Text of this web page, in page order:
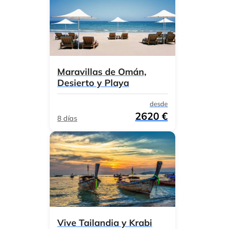
Maravillas de Omán,
Desierto y Playa
8 días
desde
2620 €
Vive Tailandia y Krabi